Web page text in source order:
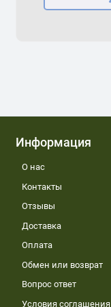
Ижевск,
Пермь,
Самара,
Информация
О нас
Контакты
Отзывы
Доставка
Оплата
Обмен или возврат
Вопрос ответ
Условия соглашения